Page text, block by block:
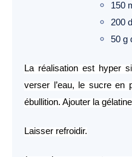
150
200
50 g
La réalisation est hyper
verser l’eau, le sucre en
ébullition. Ajouter la
Laisser refroidir.